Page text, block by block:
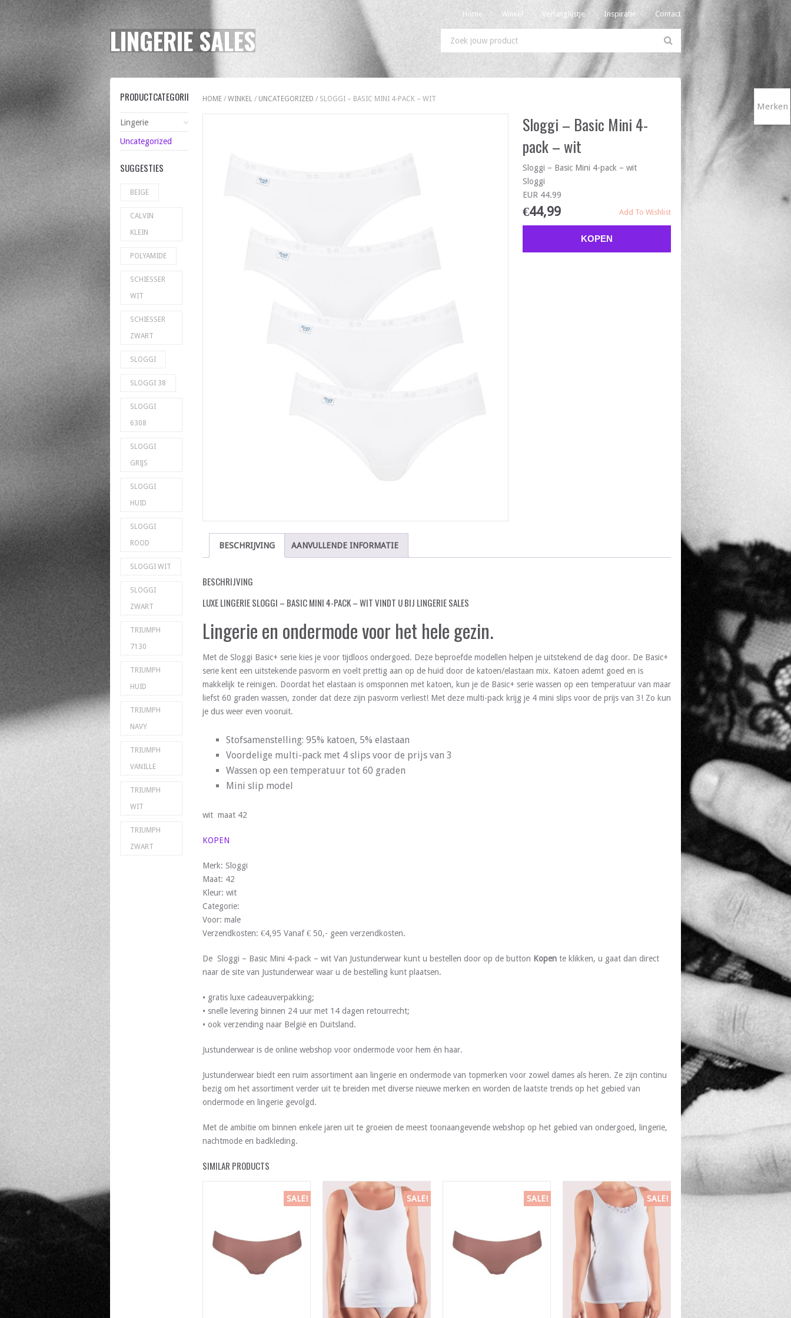
Home Winkel Verlanglijstje Inspiratie Contact
LINGERIE SALES
HOME/ WINKEL/ UNCATEGORIZED / SLOGGI – BASIC MINI 4-PACK – WIT
Sloggi – Basic Mini 4-
pack – wit
Sloggi – Basic Mini 4-pack – wit
Sloggi
EUR 44.99
€44,99
KOPEN
Add To Wishlist
BESCHRIJVING AANVULLENDE INFORMATIE
BESCHRIJVING
LUXE LINGERIE SLOGGI – BASIC MINI 4-PACK – WIT VINDT U BIJ LINGERIE SALES
Lingerie en ondermode voor het hele gezin.
Met de Sloggi Basic+ serie kies je voor tijdloos ondergoed. Deze beproefde modellen helpen je uitstekend de dag door. De Basic+
serie kent een uitstekende pasvorm en voelt prettig aan op de huid door de katoen/elastaan mix. Katoen ademt goed en is
makkelijk te reinigen. Doordat het elastaan is omsponnen met katoen, kun je de Basic+ serie wassen op een temperatuur van maar
liefst 60 graden wassen, zonder dat deze zijn pasvorm verliest! Met deze multi-pack krijg je 4 mini slips voor de prijs van 3! Zo kun
je dus weer even vooruit.
Stofsamenstelling: 95% katoen, 5% elastaan
Voordelige multi-pack met 4 slips voor de prijs van 3
Wassen op een temperatuur tot 60 graden
Mini slip model
wit maat 42
KOPEN
Merk: Sloggi
Maat: 42
Kleur: wit
Categorie:
Voor: male
Verzendkosten: €4,95 Vanaf € 50,- geen verzendkosten.
De Sloggi – Basic Mini 4-pack – wit Van Justunderwear kunt u bestellen door op de button Kopente klikken, u gaat dan direct
naar de site van Justunderwear waar u de bestelling kunt plaatsen.
• gratis luxe cadeauverpakking;
• snelle levering binnen 24 uur met 14 dagen retourrecht;
• ook verzending naar België en Duitsland.
Justunderwear is de online webshop voor ondermode voor hem én haar.
Justunderwear biedt een ruim assortiment aan lingerie en ondermode van topmerken voor zowel dames als heren. Ze zijn continu
bezig om het assortiment verder uit te breiden met diverse nieuwe merken en worden de laatste trends op het gebied van
ondermode en lingerie gevolgd.
Met de ambitie om binnen enkele jaren uit te groeien de meest toonaangevende webshop op het gebied van ondergoed, lingerie,
nachtmode en badkleding.
SIMILAR PRODUCTS
SALE! SALE! SALE! SALE!
PRODUCTCATEGORIEËN
Lingerie
Uncategorized
SUGGESTIES
BEIGE
CALVIN
KLEIN
POLYAMIDE
SCHIESSER
WIT
SCHIESSER
ZWART
SLOGGI
SLOGGI 38
SLOGGI
6308
SLOGGI
GRIJS
SLOGGI
HUID
SLOGGI
ROOD
SLOGGI WIT
SLOGGI
ZWART
TRIUMPH
7130
TRIUMPH
HUID
TRIUMPH
NAVY
TRIUMPH
VANILLE
TRIUMPH
WIT
TRIUMPH
ZWART
Merken